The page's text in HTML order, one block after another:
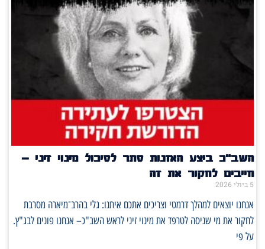
השב"כ ביצע האזנות סתר לסיכול מינוי זיני –
חייבים לחקור את זה
5 ביולי 2026
אנחנו יוצאים למהלך דרמטי וצריכים אתכם איתנו: גלי בהרב־מיארה מסרבת
לחקור את מי שניסה לטרפד את מינוי זיני לראש השב"כ– אנחנו פונים לבג"ץ.
על פי